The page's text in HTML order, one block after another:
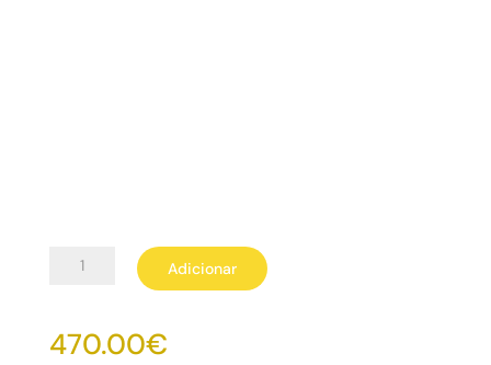
Quantidade
Ouro
Adicionar
470.00€